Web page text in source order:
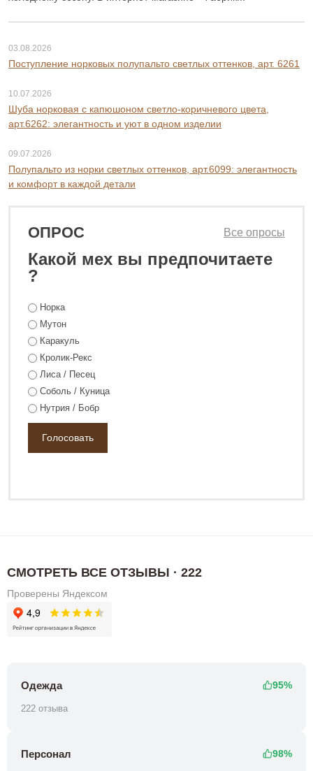
03.08.2026
Поступление норковых полупальто светлых оттенков, арт. 6261
10.07.2026
Шуба норковая с капюшоном светло-коричневого цвета,
арт.6262: элегантность и уют в одном изделии
09.07.2026
Полупальто из норки светлых оттенков, арт.6099: элегантность
и комфорт в каждой детали
ОПРОС
Какой мех вы предпочитаете
?
Все опросы
Норка
Мутон
Каракуль
Кролик-Рекс
Лиса / Песец
Соболь / Куница
Нутрия / Бобр
СМОТРЕТЬ ВСЕ ОТЗЫВЫ · 222
Проверены Яндексом
Одежда 95%
222 отзыва
Персонал 98%